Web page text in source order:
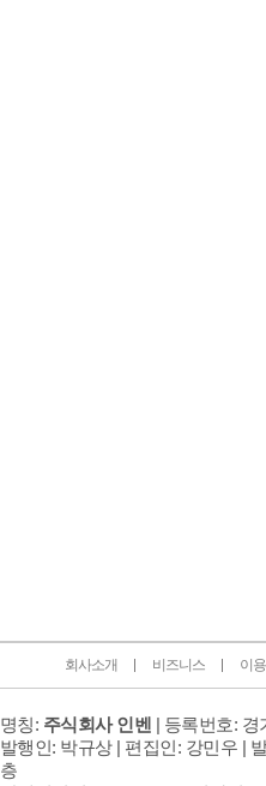
회사소개 비즈니스 이
명칭: 주식회사 인벤 | 등록번호: 경
발행인: 박규상 | 편집인: 강민우 |
층